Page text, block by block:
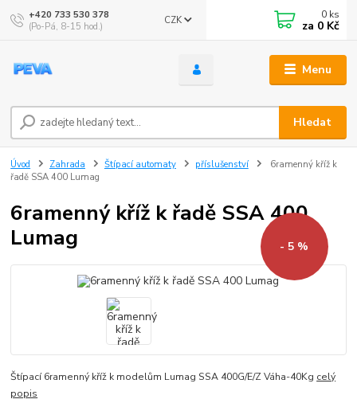
Menu
CZK
Hledat
+420 733 530 378
(Po-Pá, 8-15 hod.)
0 ks
za 0 Kč
Úvod Zahrada Štípací automaty příslušenství
6ramenný kříž k
řadě SSA 400 Lumag
6ramenný kříž k řadě SSA 400
Lumag
- 5 %
Štípací 6ramenný kříž k modelům Lumag SSA 400G/E/Z Váha-40Kg celý
popis